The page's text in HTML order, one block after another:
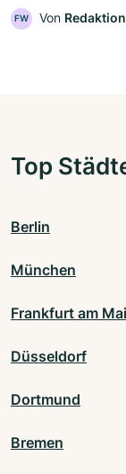
FW Von
Top
Berlin
München
Frankfurt am
Düsseldorf
Dortmund
Bremen